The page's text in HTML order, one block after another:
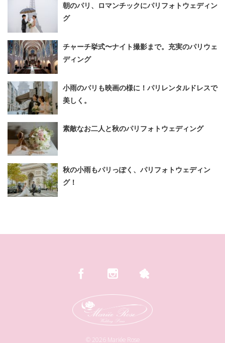
朝のパリ、ロマンチックにパリフォトウェディン
グ
チャーチ挙式〜ナイト撮影まで。充実のパリウェ
ディング
小雨のパリも映画の様に！パリレンタルドレスで
美しく。
素敵なお二人と秋のパリフォトウェディング
秋の小雨もパリっぽく、パリフォトウェディン
グ！
© 2026Mariée Rose